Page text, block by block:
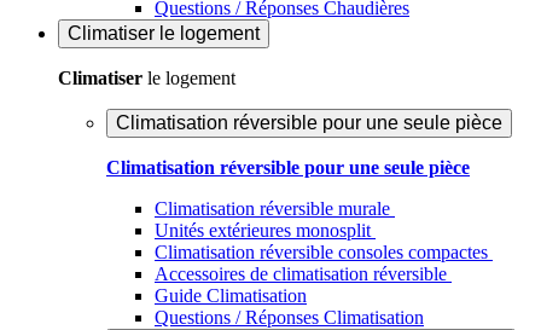
Questions / Réponses Chaudières
Climatiser le logement
Climatiser le logement
Climatisation réversible pour une seule pièce
Climatisation réversible pour une seule pièce
Climatisation réversible murale
Unités extérieures monosplit
Climatisation réversible consoles compactes
Accessoires de climatisation réversible
Guide Climatisation
Questions / Réponses Climatisation